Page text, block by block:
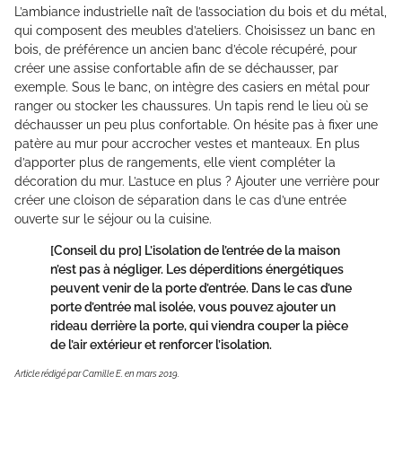
L’ambiance industrielle naît de l’association du bois et du métal,
qui composent des meubles d’ateliers. Choisissez un banc en
bois, de préférence un ancien banc d’école récupéré, pour
créer une assise confortable afin de se déchausser, par
exemple. Sous le banc, on intègre des casiers en métal pour
ranger ou stocker les chaussures. Un tapis rend le lieu où se
déchausser un peu plus confortable. On hésite pas à fixer une
patère au mur pour accrocher vestes et manteaux. En plus
d’apporter plus de rangements, elle vient compléter la
décoration du mur. L’astuce en plus ? Ajouter une verrière pour
créer une cloison de séparation dans le cas d’une entrée
ouverte sur le séjour ou la cuisine.
[Conseil du pro] L’isolation de l’entrée de la maison
n’est pas à négliger. Les déperditions énergétiques
peuvent venir de la porte d’entrée. Dans le cas d’une
porte d’entrée mal isolée, vous pouvez ajouter un
rideau derrière la porte, qui viendra couper la pièce
de l’air extérieur et renforcer l’isolation.
Article rédigé par Camille E. en mars 2019.